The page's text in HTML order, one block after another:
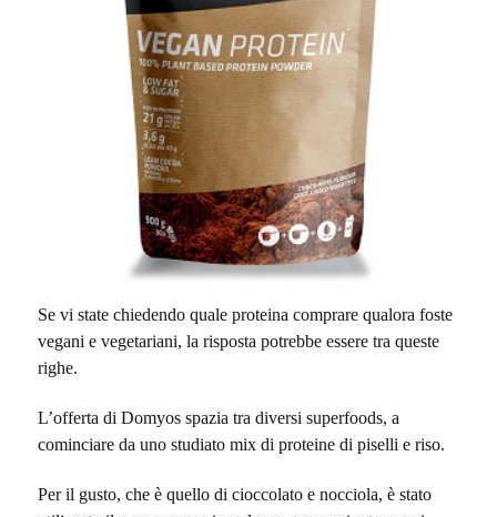
Se vi state chiedendo quale proteina comprare qualora foste
vegani e vegetariani, la risposta potrebbe essere tra queste
righe.
L’offerta di Domyos spazia tra diversi superfoods, a
cominciare da uno studiato mix di proteine di piselli e riso.
Per il gusto, che è quello di cioccolato e nocciola, è stato